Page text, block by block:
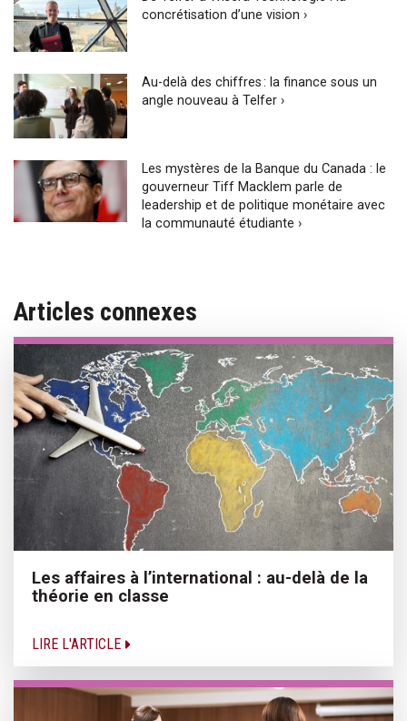
concrétisation d’une vision ›
Au-delà des chiffres : la finance sous un
angle nouveau à Telfer ›
Les mystères de la Banque du Canada : le
gouverneur Tiff Macklem parle de
leadership et de politique monétaire avec
la communauté étudiante ›
Articles connexes
Les affaires à l’international : au-delà de la
théorie en classe
LIRE L'ARTICLE